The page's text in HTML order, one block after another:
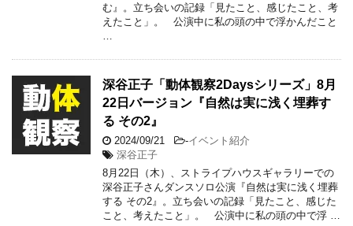
む』。立ち会いの記録「見たこと、感じたこと、考
えたこと」。 公演中に私の頭の中で浮かんだこと
深谷正子「動体観察2Daysシリーズ」8月
22日バージョン『自然は実に浅く埋葬す
る その2』
2024/09/21 -イベント紹介
深谷正子
8月22日（木）、ストライプハウスギャラリーでの
深谷正子さんダンスソロ公演『自然は実に浅く埋葬
する その2』。立ち会いの記録「見たこと、感じた
こと、考えたこと」。 公演中に私の頭の中で浮 …